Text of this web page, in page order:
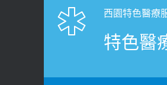
健康肛門痛都是痔瘡?醫談
裂差異 逾50歲民眾可做1事
「落枕」不要大力按脖子！
展運動」預防落枕
西園特色醫療
特色醫